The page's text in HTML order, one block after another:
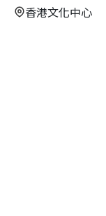
香港文化中心